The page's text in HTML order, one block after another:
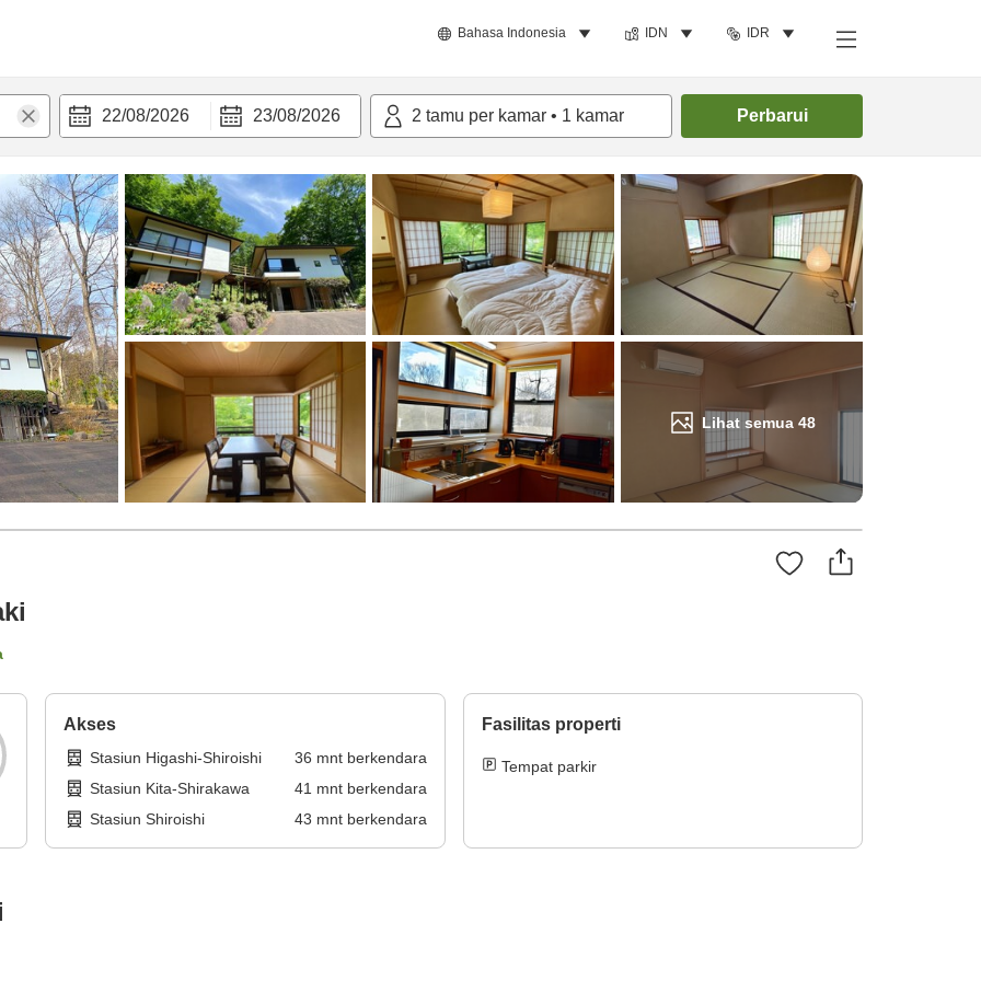
Bahasa Indonesia IDN IDR
22/08/2026 23/08/2026 2 tamu per kamar • 1 kamar Perbarui
Lihat semua 48
Cari kamar
Akses
Stasiun Higashi-Shiroishi 36 mnt berkendara
Stasiun Kita-Shirakawa
41 mnt berkendara
Stasiun Shiroishi
43 mnt berkendara
Fasilitas properti
Tempat parkir